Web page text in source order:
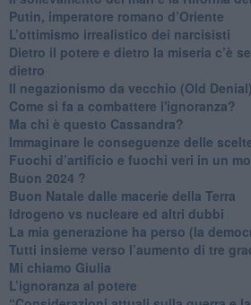
Putin, imperatore romano d’Oriente
​L’ottimismo irrealistico dei narcisisti
​Dietro il potere e dietro la miseria c’è
dietro
Il negazionismo da vecchio (Old
Come si fa a combattere l'ignoranza?
Ma chi è questo Cassandra?
Immaginare le conseguenze delle
​Fuochi d’artificio e fuochi veri in un
Buon 2024 ?
​Buon Natale dalle macerie della Terra
​Idrogeno vs nucleare ed altri dubbi
​La mia generazione ha perso (la
​Tutti insieme verso l’aumento di tre
Mi chiamo Giulia
L’ignoranza al potere